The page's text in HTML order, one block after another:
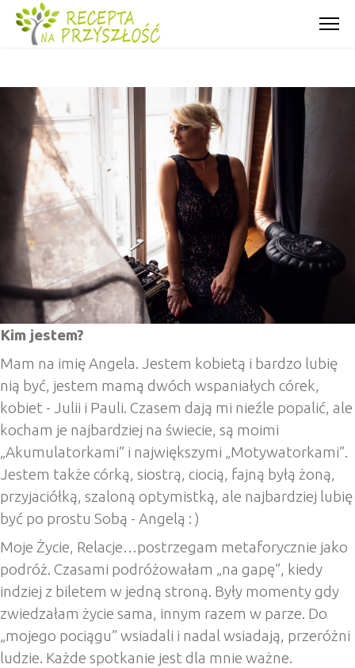
Kim jestem?
Mam na imię Angela. Jestem kobietą i bardzo lubię
nią być, jestem mamą dwóch wspaniałych córek,
kobiet - Julii i Pauli. Czasem dają mi nieźle popalić, ale
kocham je najbardziej na świecie, są moimi
„Akumulatorkami” i największymi „Motywatorkami”.
Jestem także córką, siostrą, ciocią, fajną byłą żoną,
przyjaciółką, szaloną optymistką, ale najbardziej lubię
być po prostu Sobą - Angelą : )
Moje Życie, Relacje…postrzegam metaforycznie jako
podróż. Czasami podróżowałam „na gapę”, kiedy
indziej z biletem w jedną stroną. Były momenty gdy
zwiedzałam życie sama, innym razem w parze. Do
„mojego pociągu” wsiadali i nadal wsiadają, przeróżni
ludzie. Każde spotkanie jest dla mnie ważne.